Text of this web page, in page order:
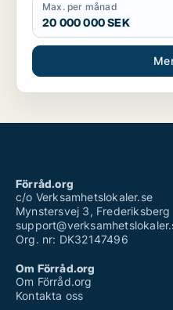
Max. per månad
20 000 000 SEK
Förråd.org
c/o Verksamhetslokaler.se
Mynstersvej 3, Frederiksberg
Org. nr: DK32147496
Om Förråd.org
Om Förråd.org
Kontakta oss